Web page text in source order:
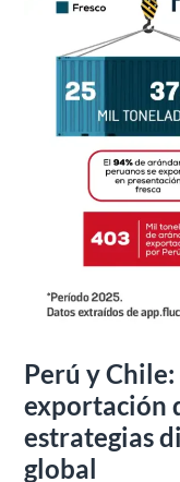
Perú y
exportación
estrategias
global
estrategias
mercado